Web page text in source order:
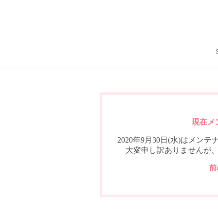
現在メ
2020年9月30日(水)はメンテ
大変申し訳ありませんが
前